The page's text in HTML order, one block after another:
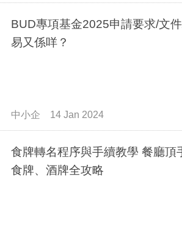
BUD專項基金2025申請要求/文
易又係咩？
中小企 14 Jan 2024
食牌轉名程序與手續教學 餐廳頂
食牌、酒牌全攻略